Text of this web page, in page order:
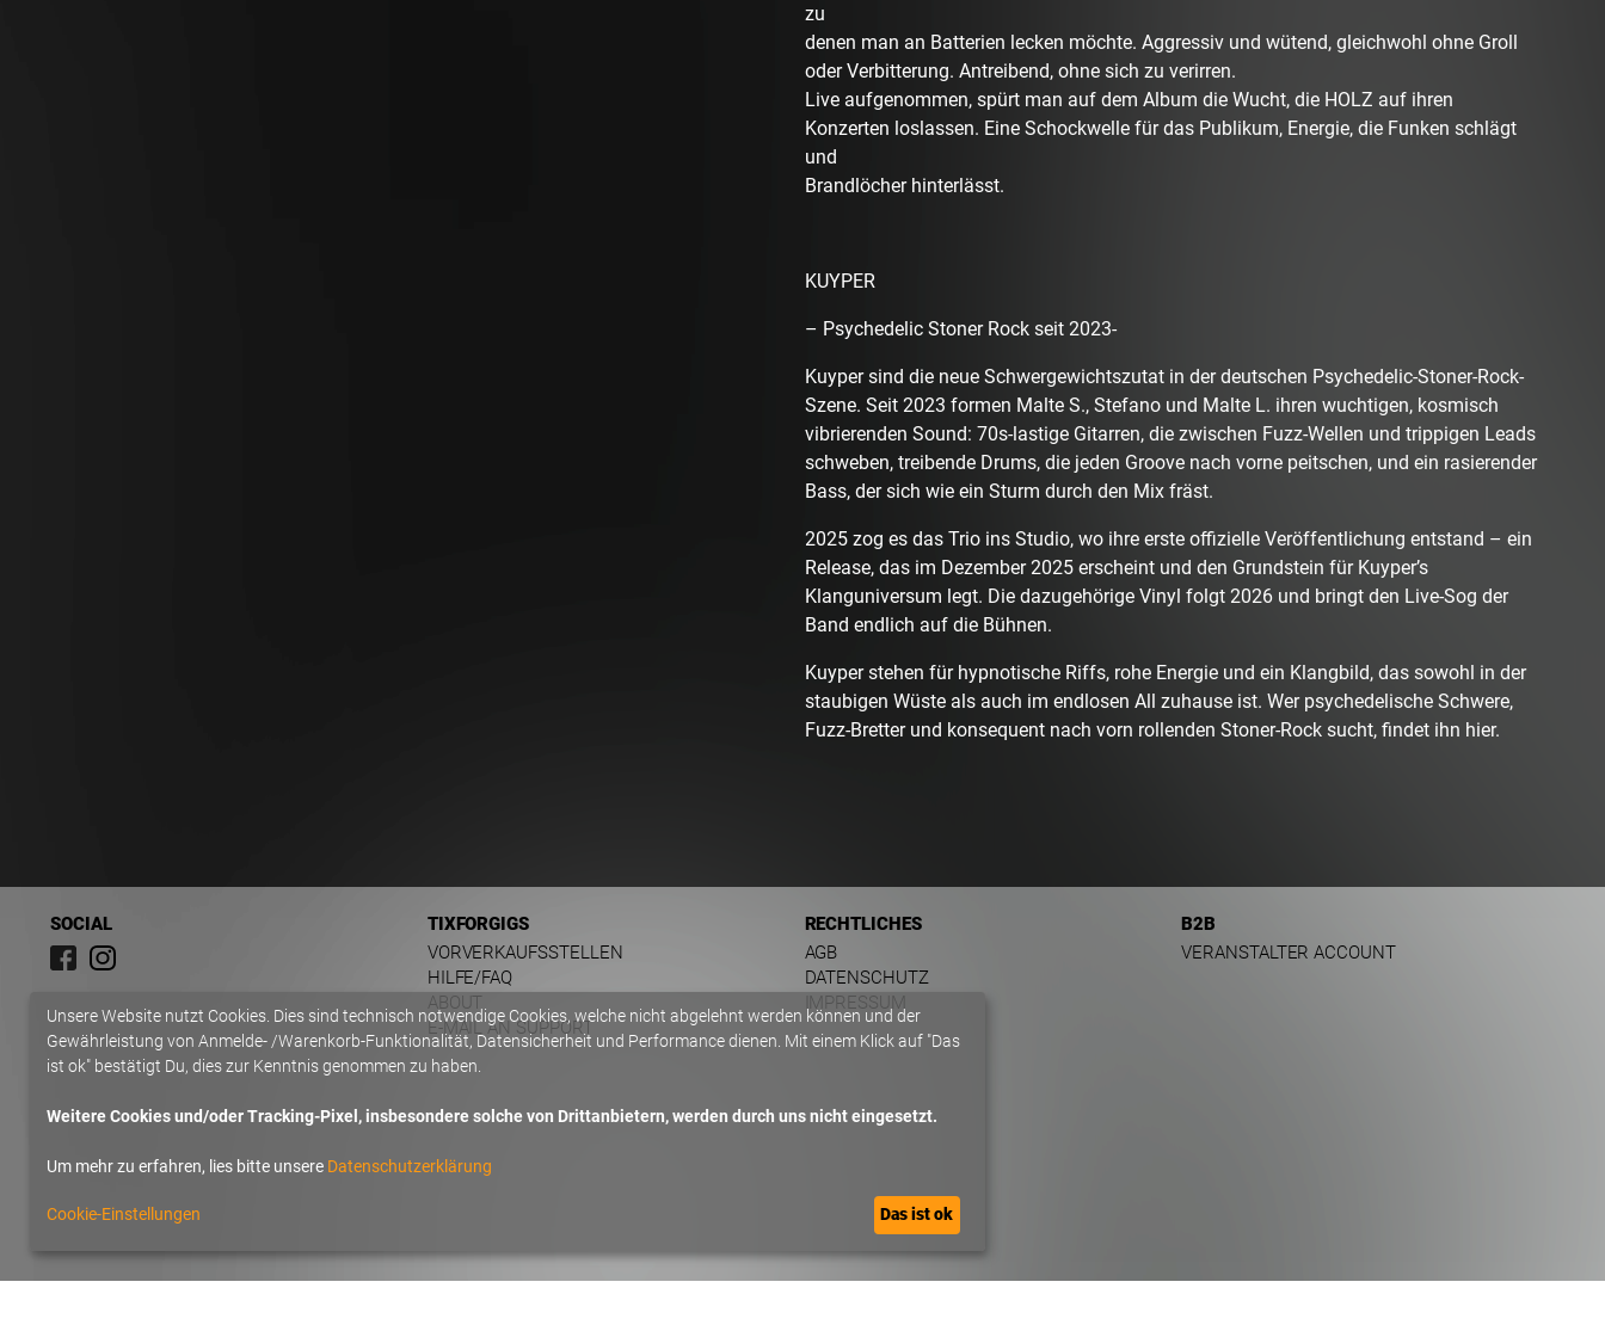
zu
denen man an Batterien lecken möchte. Aggressiv und wütend, gleichwohl ohne Groll
oder Verbitterung. Antreibend, ohne sich zu verirren.
Live aufgenommen, spürt man auf dem Album die Wucht, die HOLZ auf ihren
Konzerten loslassen. Eine Schockwelle für das Publikum, Energie, die Funken schlägt
und
Brandlöcher hinterlässt.
KUYPER
– Psychedelic Stoner Rock seit 2023-
Kuyper sind die neue Schwergewichtszutat in der deutschen Psychedelic-Stoner-Rock-
Szene. Seit 2023 formen Malte S., Stefano und Malte L. ihren wuchtigen, kosmisch
vibrierenden Sound: 70s-lastige Gitarren, die zwischen Fuzz-Wellen und trippigen Leads
schweben, treibende Drums, die jeden Groove nach vorne peitschen, und ein rasierender
Bass, der sich wie ein Sturm durch den Mix fräst.
2025 zog es das Trio ins Studio, wo ihre erste offizielle Veröffentlichung entstand – ein
Release, das im Dezember 2025 erscheint und den Grundstein für Kuyper’s
Klanguniversum legt. Die dazugehörige Vinyl folgt 2026 und bringt den Live-Sog der
Band endlich auf die Bühnen.
Kuyper stehen für hypnotische Riffs, rohe Energie und ein Klangbild, das sowohl in der
staubigen Wüste als auch im endlosen All zuhause ist. Wer psychedelische Schwere,
Fuzz-Bretter und konsequent nach vorn rollenden Stoner-Rock sucht, findet ihn hier.
SOCIAL
TIXFORGIGS
VORVERKAUFSSTELLEN
HILFE/FAQ
ABOUT
E-MAIL AN SUPPORT
RECHTLICHES
AGB
DATENSCHUTZ
IMPRESSUM
B2B
VERANSTALTER ACCOUNT
Unsere Website nutzt Cookies. Dies sind technisch notwendige Cookies, welche nicht abgelehnt werden können und der
Gewährleistung von Anmelde- /Warenkorb-Funktionalität, Datensicherheit und Performance dienen. Mit einem Klick auf "Das
ist ok" bestätigt Du, dies zur Kenntnis genommen zu haben.
Weitere Cookies und/oder Tracking-Pixel, insbesondere solche von Drittanbietern, werden durch uns nicht eingesetzt.
Um mehr zu erfahren, lies bitte unsere Datenschutzerklärung
Cookie-Einstellungen Das ist ok